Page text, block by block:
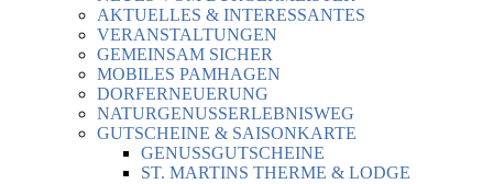
AKTUELLES & INTERESSANTES
VERANSTALTUNGEN
GEMEINSAM SICHER
MOBILES PAMHAGEN
DORFERNEUERUNG
NATURGENUSSERLEBNISWEG
GUTSCHEINE & SAISONKARTE
GENUSSGUTSCHEINE
ST. MARTINS THERME & LODGE